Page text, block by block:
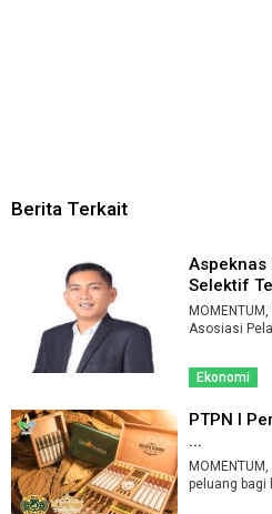
Berita Terkait
Aspeknas
Asosiasi
Ekonomi
PTPN I Perkuat Branding Produk Hilir
...
peluang bagi